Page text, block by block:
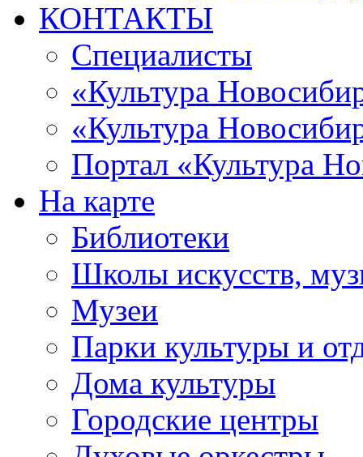
КОНТАКТЫ
Специалисты
«Культура
«Культура
Портал «Культура
На карте
Библиотеки
Школы искусств,
Музеи
Парки культуры и
Дома культуры
Городские центры